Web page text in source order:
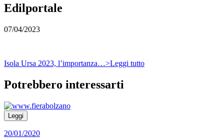
Edilportale
07/04/2023
Isola Ursa 2023, l’importanza…>Leggi tutto
Potrebbero interessarti
Leggi
20/01/2020